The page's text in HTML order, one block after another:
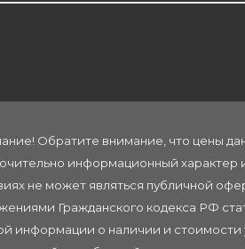
Обратите внимание, что цены
информационный характер
не может являться публичной
Гражданского кодекса РФ
информации о наличии и стоимости